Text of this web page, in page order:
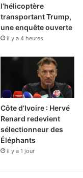
l’hélicoptère
transportant Trump,
une enquête ouverte
il y a 4 heures
Côte d’Ivoire : Hervé
Renard redevient
sélectionneur des
Éléphants
il y a 1 jour